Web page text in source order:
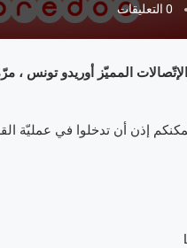
0 التعليقات